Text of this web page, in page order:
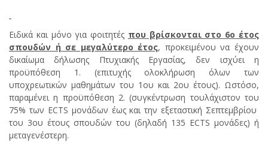
Ειδικά και μόνο για φοιτητές που βρίσκονται στο 6ο έτος
σπουδών ή σε μεγαλύτερο έτος, προκειμένου να έχουν
δικαίωμα δήλωσης Πτυχιακής Εργασίας,
δεν ισχύει η
προϋπόθεση 1. (επιτυχής ολοκλήρωση όλων των
υποχρεωτικών μαθημάτων του 1ου και 2ου έτους). Ωστόσο,
παραμένει η προϋπόθεση 2. (συγκέντρωση τουλάχιστον του
75% των ECTS μονάδων έως και την εξεταστική Σεπτεμβρίου
του 3ου έτους σπουδών του (δηλαδή 135 ECTS μονάδες) ή
μεταγενέστερη.